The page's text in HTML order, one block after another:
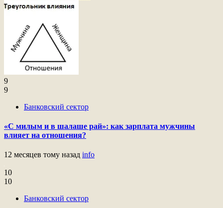
9
9
Банковский сектор
«С милым и в шалаше рай»: как зарплата мужчины
влияет на отношения?
12 месяцев тому назад info
10
10
Банковский сектор